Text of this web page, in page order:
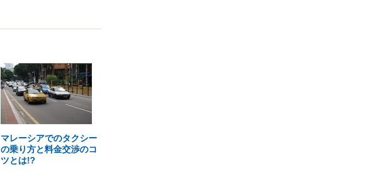
マレーシアでのタクシー
の乗り方と料金交渉のコ
ツとは!?